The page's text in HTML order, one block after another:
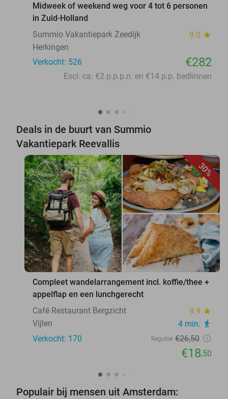
Midweek of weekend weg voor 4 tot 6 personen
in Zuid-Holland
Summio Vakantiepark Zeedijk
9.0 star
Herkingen
Verkocht: 526
€282
Excl. ca. €2 p.p.p.n. en €14 p.p. bedlinnen
Deals in de buurt van Summio
Vakantiepark Reevallis
30%
favorite_border
Compleet wandelarrangement incl. koffie/thee +
appelflap en een lunchgerecht
Café Restaurant Bergzicht
9.9 star
Vijlen 4 min. directions_walk
Verkocht: 170 Regulier €26,50
€18,50
Populair bij mensen uit Amsterdam: